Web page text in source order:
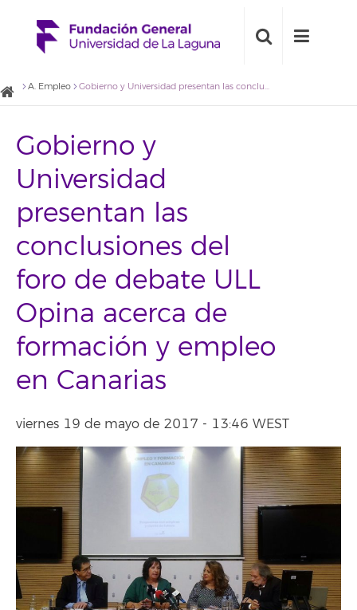
A. Empleo Gobierno y Universidad presentan las conclusiones del foro de debate ULL Opina acerca de formación y empleo en Canarias
Gobierno y
Universidad
presentan las
conclusiones del
foro de debate ULL
Opina acerca de
formación y empleo
en Canarias
viernes 19 de mayo de 2017 - 13:46 WEST